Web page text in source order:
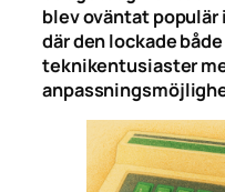
blev oväntat populär
där den lockade
teknikentusiaster